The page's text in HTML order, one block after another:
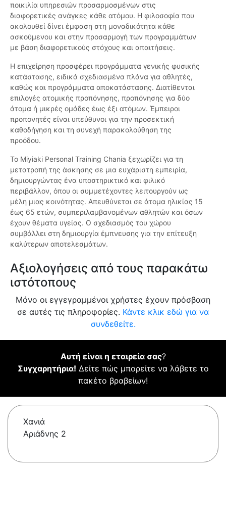
ποικιλία υπηρεσιών προσαρμοσμένων στις
διαφορετικές ανάγκες κάθε ατόμου. Η φιλοσοφία που
ακολουθεί δίνει έμφαση στη μοναδικότητα κάθε
ασκούμενου και στην προσαρμογή των προγραμμάτων
με βάση διαφορετικούς στόχους και απαιτήσεις.
Η επιχείρηση προσφέρει προγράμματα γενικής φυσικής
κατάστασης, ειδικά σχεδιασμένα πλάνα για αθλητές,
καθώς και προγράμματα αποκατάστασης. Διατίθενται
επιλογές ατομικής προπόνησης, προπόνησης για δύο
άτομα ή μικρές ομάδες έως έξι ατόμων. Έμπειροι
προπονητές είναι υπεύθυνοι για την προσεκτική
καθοδήγηση και τη συνεχή παρακολούθηση της
προόδου.
Το Miyiaki Personal Training Chania ξεχωρίζει για τη
μετατροπή της άσκησης σε μια ευχάριστη εμπειρία,
δημιουργώντας ένα υποστηρικτικό και φιλικό
περιβάλλον, όπου οι συμμετέχοντες λειτουργούν ως
μέλη μιας κοινότητας. Απευθύνεται σε άτομα ηλικίας 15
έως 65 ετών, συμπεριλαμβανομένων αθλητών και όσων
έχουν θέματα υγείας. Ο σχεδιασμός του χώρου
συμβάλλει στη δημιουργία έμπνευσης για την επίτευξη
καλύτερων αποτελεσμάτων.
Αξιολογήσεις από τους παρακάτω
ιστότοπους
Μόνο οι εγγεγραμμένοι χρήστες έχουν πρόσβαση
σε αυτές τις πληροφορίες. Κάντε κλικ εδώ για να
συνδεθείτε.
Αυτή είναι η εταιρεία σας?
Συγχαρητήρια! Δείτε πώς μπορείτε να λάβετε το
πακέτο βραβείων!
Χανιά
Αριάδνης 2